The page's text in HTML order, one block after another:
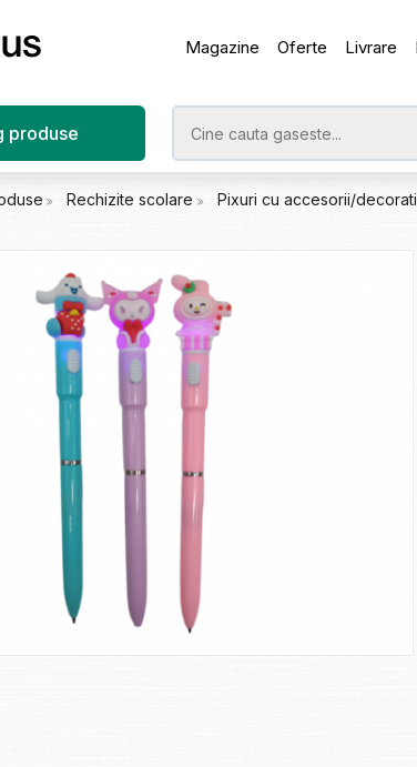
Magazine Oferte Livrare
produse
Rechizite scolare Pixuri cu accesorii/